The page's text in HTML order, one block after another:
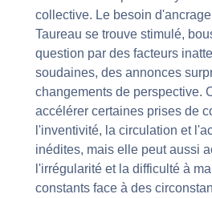
collective. Le besoin
Taureau se trouve stimulé,
question par des facteurs
soudaines, des annonces
changements de perspective.
accélérer certaines prises de
l'inventivité, la circulation et
inédites, mais elle peut aussi
l'irrégularité et la difficulté à
constants face à des